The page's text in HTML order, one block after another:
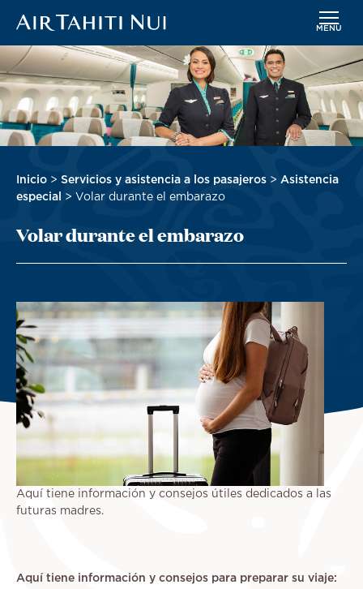
Saltar
al
contenido
principal
MENÚ
Imagen
Sobrescribir
enlaces
ayuda
la
Inicio Servicios y asistencia a los pasajeros
Asistencia
especial
Volar durante el embarazo
Volar durante el embarazo
Aquí tiene información y consejos útiles dedicados a las
futuras madres.
Aquí tiene información y consejos para preparar su viaje: